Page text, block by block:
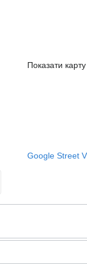
Показати карту
Google Street